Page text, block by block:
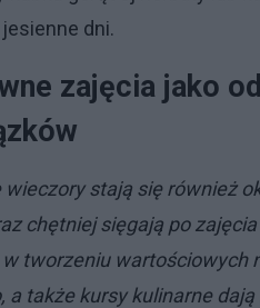
dni.
zajęcia jako
stają się również
chętniej sięgają po
tworzeniu wartościowych
a także kursy kulinarne